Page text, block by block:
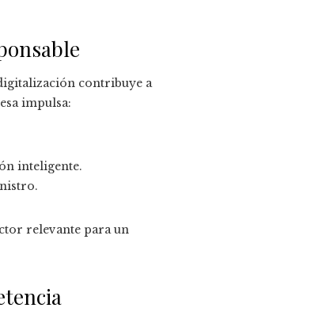
contribuye a
impulsa:
inteligente.
relevante para un